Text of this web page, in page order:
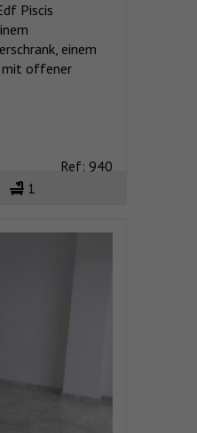
Piscis
einem
mit offener
Ref: 940
1